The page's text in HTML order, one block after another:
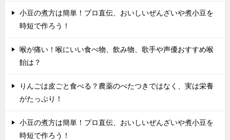
小豆の煮方は簡単！プロ直伝、おいしいぜんざいや煮小豆を
時短で作ろう！
喉が痛い！喉にいい食べ物、飲み物、歌手や声優おすすめ喉
飴は？
りんごは皮ごと食べる？農薬のべたつきではなく、実は栄養
がたっぷり！
小豆の煮方は簡単！プロ直伝、おいしいぜんざいや煮小豆を
時短で作ろう！